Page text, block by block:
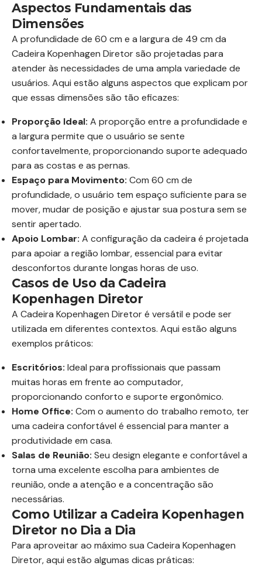
Aspectos Fundamentais das
Dimensões
A profundidade de 60 cm e a largura de 49 cm da
Cadeira Kopenhagen Diretor são projetadas para
atender às necessidades de uma ampla variedade de
usuários. Aqui estão alguns aspectos que explicam por
que essas dimensões são tão eficazes:
Proporção Ideal: A proporção entre a profundidade e
a largura permite que o usuário se sente
confortavelmente, proporcionando suporte adequado
para as costas e as pernas.
Espaço para Movimento: Com 60 cm de
profundidade, o usuário tem espaço suficiente para se
mover, mudar de posição e ajustar sua postura sem se
sentir apertado.
Apoio Lombar: A configuração da cadeira é projetada
para apoiar a região lombar, essencial para evitar
desconfortos durante longas horas de uso.
Casos de Uso da Cadeira
Kopenhagen Diretor
A Cadeira Kopenhagen Diretor é versátil e pode ser
utilizada em diferentes contextos. Aqui estão alguns
exemplos práticos:
Escritórios: Ideal para profissionais que passam
muitas horas em frente ao computador,
proporcionando conforto e suporte ergonômico.
Home Office: Com o aumento do trabalho remoto, ter
uma cadeira confortável é essencial para manter a
produtividade em casa.
Salas de Reunião: Seu design elegante e confortável a
torna uma excelente escolha para ambientes de
reunião, onde a atenção e a concentração são
necessárias.
Como Utilizar a Cadeira Kopenhagen
Diretor no Dia a Dia
Para aproveitar ao máximo sua Cadeira Kopenhagen
Diretor, aqui estão algumas dicas práticas: